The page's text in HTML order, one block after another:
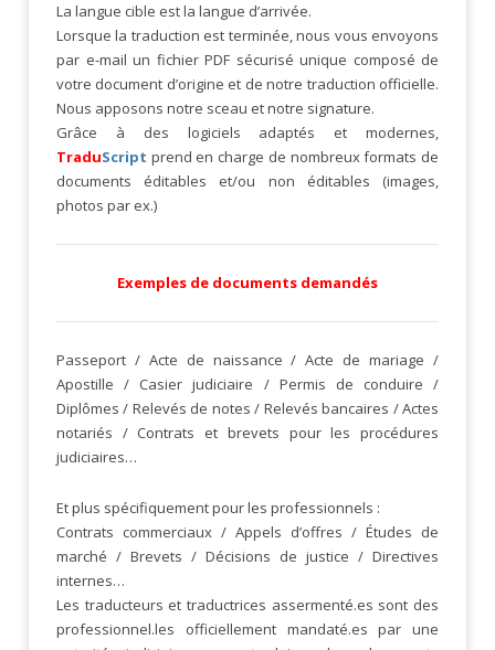
La langue cible est la langue d’arrivée.
Lorsque la traduction est terminée, nous vous envoyons
par e-mail un fichier PDF sécurisé unique composé de
votre document d’origine et de notre traduction officielle.
Nous apposons notre sceau et notre signature.
Grâce à des logiciels adaptés et modernes,
TraduScript prend en charge de nombreux formats de
documents éditables et/ou non éditables (images,
photos par ex.)
Exemples de documents demandés
Passeport / Acte de naissance / Acte de mariage /
Apostille / Casier judiciaire / Permis de conduire /
Diplômes / Relevés de notes / Relevés bancaires / Actes
notariés / Contrats et brevets pour les procédures
judiciaires…
Et plus spécifiquement pour les professionnels :
Contrats commerciaux / Appels d’offres / Études de
marché / Brevets / Décisions de justice / Directives
internes…
Les traducteurs et traductrices assermenté.es sont des
professionnel.les officiellement mandaté.es par une